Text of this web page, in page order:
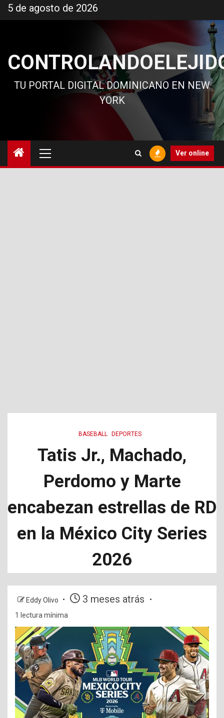
al
5 de agosto de 2026
TU PORTAL DIGITAL DOMINICANO EN NEW
YORK
principal
Ver online
BASEBALL DEPORTES
Tatis Jr., Machado,
Perdomo y Marte
encabezan estrellas de RD
en la México City Series
2026
Eddy Olivo 3 meses atrás
1 lectura mínima